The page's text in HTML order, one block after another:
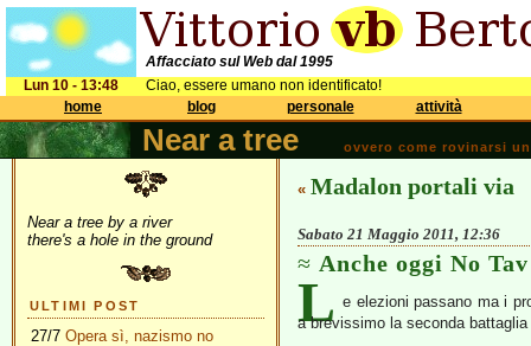
Affacciato sul Web dal 1995
Lun 10 - 13:48
Ciao, essere umano non identificato!
home
blog personale attività
Near a tree ovvero come rovinarsi
Near a tree by a river
there's a hole in the ground
ULTIMI POST
27/7 Opera sì, nazismo no
« Madalon portali via
Sabato 21 Maggio 2011, 12:36
Anche oggi No Tav
L e elezioni passano ma i
a brevissimo la seconda battaglia